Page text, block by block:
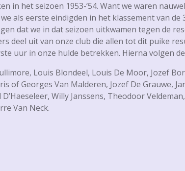
in het seizoen 1953-’54. Want we waren
als eerste eindigden in het klassement van de
dat we in dat seizoen uitkwamen tegen de
deel uit van onze club die allen tot dit puike
uur in onze hulde betrekken. Hierna volgen
Louis Blondeel, Louis De Moor, Jozef
of Georges Van Malderen, Jozef De Grauwe,
Willy Janssens, Theodoor
Van Neck.